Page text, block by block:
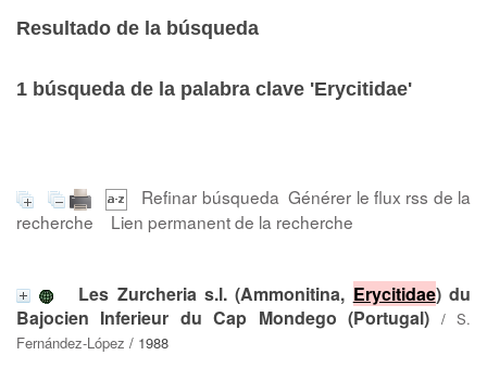
Resultado de la búsqueda
1 búsqueda de la palabra clave 'Erycitidae'
Refinar búsqueda Générer le flux rss de la
recherche
Lien permanent de la recherche
Les Zurcheria s.l. (Ammonitina, Erycitidae) du
Bajocien Inferieur du Cap Mondego (Portugal) /S.
Fernández-López / 1988